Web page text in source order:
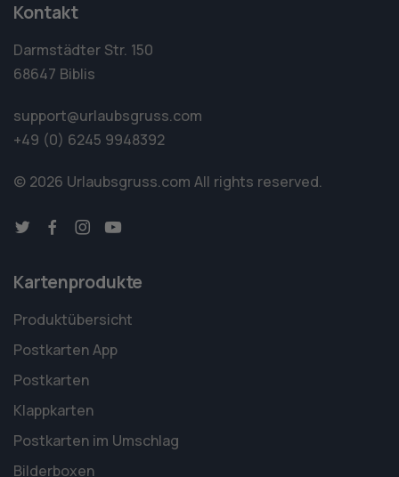
Kontakt
Darmstädter Str. 150
68647 Biblis
support@urlaubsgruss.com
+49 (0) 6245 9948392
© 2026 Urlaubsgruss.com All rights reserved.
Kartenprodukte
Produktübersicht
Postkarten App
Postkarten
Klappkarten
Postkarten im Umschlag
Bilderboxen